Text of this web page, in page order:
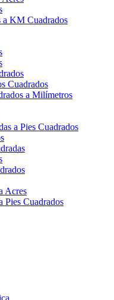
a KM Cuadrados
Cuadrados
a Milímetros
a Pies Cuadrados
Acres
Pies Cuadrados